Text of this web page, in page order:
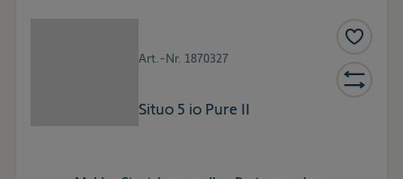
Art.-Nr. 1870327
Situo 5 io Pure II